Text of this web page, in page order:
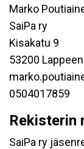
Marko
SaiPa ry
Kisakatu 9
53200
0504017859
Rekisterin
SaiPa ry